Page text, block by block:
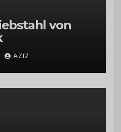
von
AZIZ